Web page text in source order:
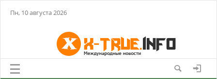
Пн, 10 августа 2026